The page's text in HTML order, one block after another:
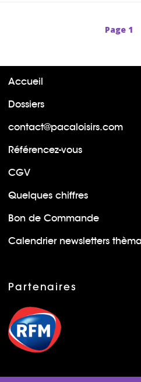
Page 1
Accueil
Dossiers
contact@pacaloisirs.com
Référencez-vous
CGV
Quelques chiffres
Bon de Commande
Calendrier newsletters
Partenaires